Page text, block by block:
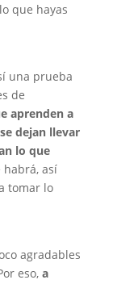
que hayas
una prueba
de
aprenden a
dejan llevar
lo que
así
tomar lo
agradables
eso, a